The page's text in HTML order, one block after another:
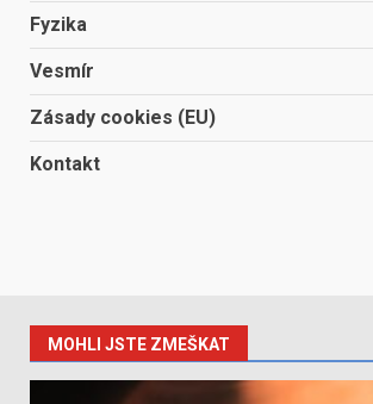
Fyzika
Vesmír
Zásady cookies (EU)
Kontakt
MOHLI JSTE ZMEŠKAT